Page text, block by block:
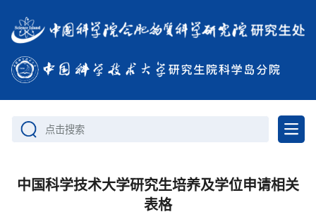
点击搜索
中国科学技术大学研究生培养及学位申请相关
表格